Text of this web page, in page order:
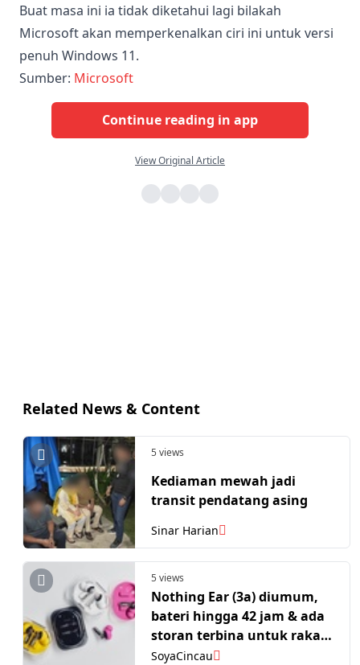
Buat masa ini ia tidak diketahui lagi bilakah
Microsoft akan memperkenalkan ciri ini untuk versi
penuh Windows 11.
Sumber: Microsoft
Continue reading in app
View Original Article
Related News & Content
5 views
Kediaman mewah jadi
transit pendatang asing
Sinar Harian
5 views
Nothing Ear (3a) diumum,
bateri hingga 42 jam & ada
storan terbina untuk rakam
audio
SoyaCincau